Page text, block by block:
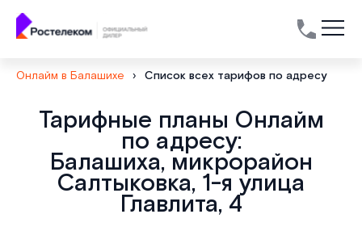
Онлайм в Балашихе › Список всех тарифов по адресу
Тарифные планы Онлайм
по адресу:
Балашиха, микрорайон
Салтыковка, 1-я улица
Главлита, 4